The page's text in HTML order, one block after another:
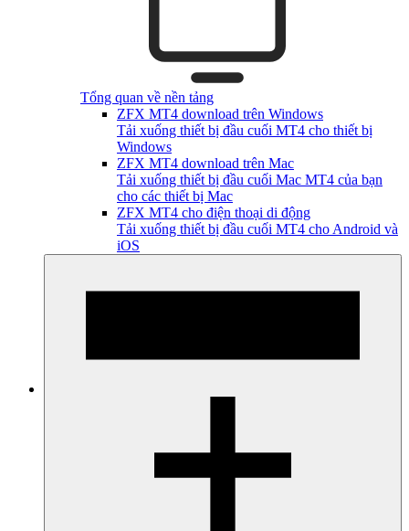
Tổng quan về nền tảng
ZFX MT4 download trên Windows
Tải xuống thiết bị đầu cuối MT4 cho thiết bị
Windows
ZFX MT4 download trên Mac
Tải xuống thiết bị đầu cuối Mac MT4 của bạn
cho các thiết bị Mac
ZFX MT4 cho điện thoại di động
Tải xuống thiết bị đầu cuối MT4 cho Android và
iOS